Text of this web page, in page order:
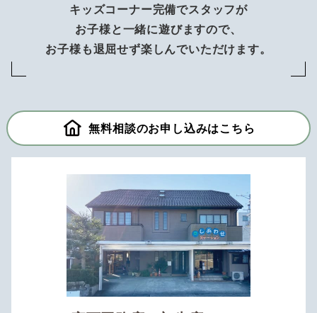
キッズコーナー完備でスタッフが
お子様と一緒に遊びますので、
お子様も退屈せず楽しんでいただけます。
無料相談のお申し込みはこちら